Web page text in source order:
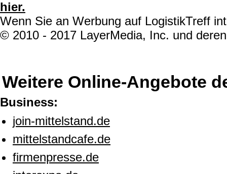
hier.
Wenn Sie an Werbung auf LogistikTreff
© 2010 - 2017 LayerMedia, Inc. und
Weitere Online-Angebote
Business:
join-mittelstand.de
mittelstandcafe.de
firmenpresse.de